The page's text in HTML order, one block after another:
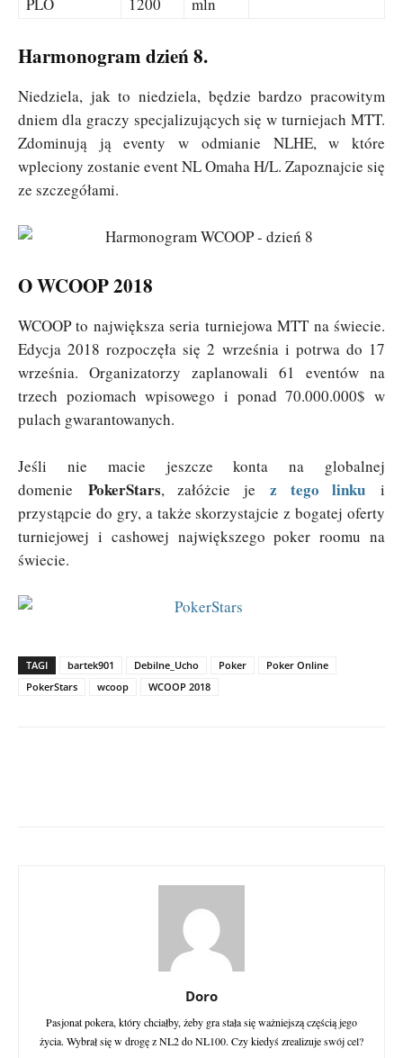
Harmonogram dzień 8.
Niedziela, jak to niedziela, będzie bardzo pracowitym
dniem dla graczy specjalizujących się w turniejach MTT.
Zdominują ją eventy w odmianie NLHE, w które
wpleciony zostanie event NL Omaha H/L. Zapoznajcie się
ze szczegółami.
O WCOOP 2018
WCOOP to największa seria turniejowa MTT na świecie.
Edycja 2018 rozpoczęła się 2 września i potrwa do 17
września. Organizatorzy zaplanowali 61 eventów na
trzech poziomach wpisowego i ponad 70.000.000$ w
pulach gwarantowanych.
Jeśli nie macie jeszcze konta na globalnej
domenie PokerStars, załóżcie jez tego linku
i
przystąpcie do gry, a także skorzystajcie z bogatej oferty
turniejowej i cashowej największego poker roomu na
świecie.
TAGI bartek901 Debilne_Ucho Poker
Poker Online
PokerStars
wcoop WCOOP 2018
Doro
Pasjonat pokera, który chciałby, żeby gra stała się ważniejszą częścią jego
życia. Wybrał się w drogę z NL2 do NL100. Czy kiedyś zrealizuje swój cel?